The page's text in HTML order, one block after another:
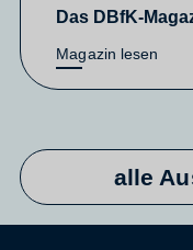
Das DBfK-
Magazin lesen
alle